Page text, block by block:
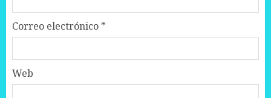
Correo electrónico *
Web